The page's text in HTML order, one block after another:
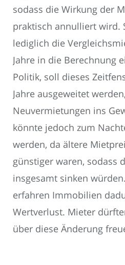
sodass die Wirkung der
praktisch annulliert wird.
lediglich die
Jahre in die Berechnung
Politik, soll dieses
Jahre ausgeweitet
Neuvermietungen ins
könnte jedoch zum
werden, da ältere
günstiger waren, sodass
insgesamt sinken
erfahren Immobilien
Wertverlust. Mieter
über diese Änderung